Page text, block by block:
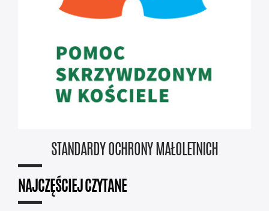
STANDARDY OCHRONY MAŁOLETNICH
NAJCZĘŚCIEJ CZYTANE